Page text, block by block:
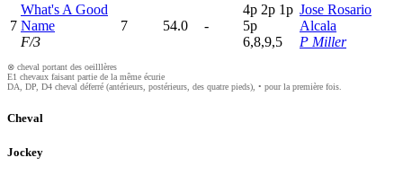
7
What's A Good
Name
F/3
7 54.0 -
4p 2p 1p
5p
6,8,9,5
Jose Rosario
Alcala
P Miller
⊗ cheval portant des oeilllères
E1 chevaux faisant partie de la même écurie
DA, DP, D4 cheval déferré (antérieurs, postérieurs, des quatre pieds), • pour la première fois.
Cheval
Jockey